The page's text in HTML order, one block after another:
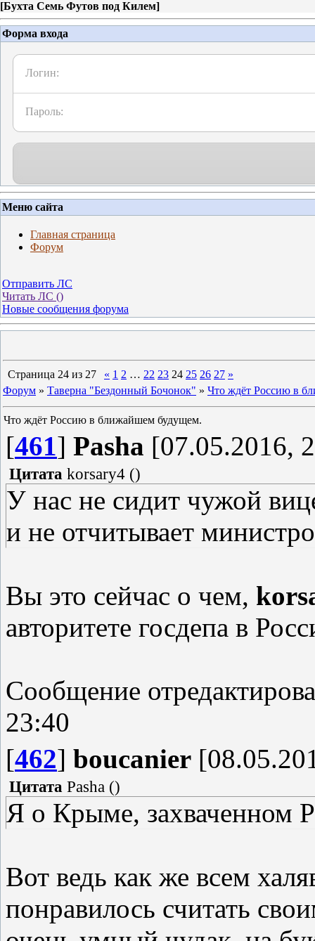
[Бухта Семь Футов под Килем]
Форма входа
Логин:
Пароль:
Меню сайта
Главная страница
Форум
Отправить ЛС
Читать ЛС ()
Новые сообщения форума
Страница 24 из 27 « 1 2 … 22 23 24 25 26 27 »
Форум » Таверна "Бездонный Бочонок" » Что ждёт Россию в
Что ждёт Россию в ближайшем будущем.
[461] Pasha [07.05.2016,
Цитата korsary4 ()
У нас не сидит чужой
и не отчитывает
Вы это сейчас о чем,
авторитете госдепа в
Сообщение
23:40
[462] boucanier
Цитата Pasha ()
Я о Крыме, захваченном
Вот ведь как же всем
понравилось считать